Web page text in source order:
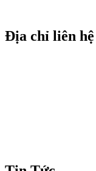
Địa chỉ liên hệ